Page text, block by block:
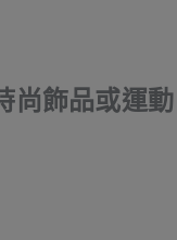
尚飾品或運動